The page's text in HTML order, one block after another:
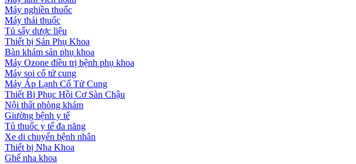
Máy nghiền thuốc
Máy thái thuốc
Tủ sấy dược liệu
Thiết bị Sản Phụ Khoa
Bàn khám sản phụ khoa
Máy Ozone điều trị bệnh phụ khoa
Máy soi cổ tử cung
Máy Áp Lạnh Cổ Tử Cung
Thiết Bị Phục Hồi Cơ Sàn Chậu
Nội thất phòng khám
Giường bệnh y tế
Tủ thuốc y tế đa năng
Xe di chuyển bệnh nhân
Thiết bị Nha Khoa
Ghế nha khoa